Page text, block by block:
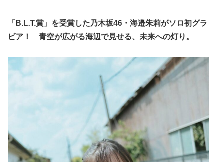
「B.L.T.賞」を受賞した乃木坂46・海邉朱莉がソロ初グラ
ビア！ 青空が広がる海辺で見せる、未来への灯り。